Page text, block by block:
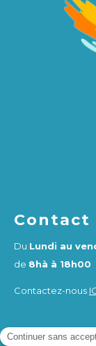
Contact
Du Lundi au
de 8hà à 18h00
Contactez-nous